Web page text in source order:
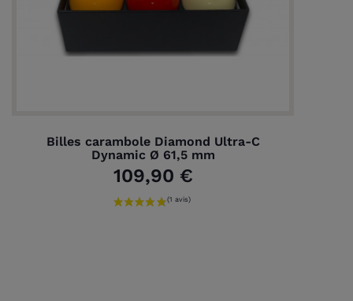
Billes carambole Diamond Ultra-C
Dynamic Ø 61,5 mm
109,90 €